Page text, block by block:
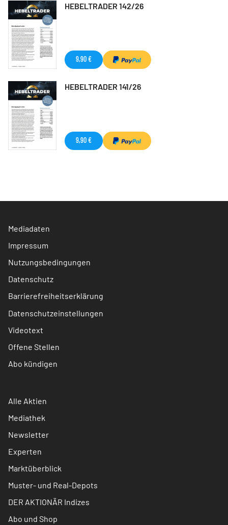
HEBELTRADER 142/26
9,90 €
HEBELTRADER 141/26
9,90 €
Mediadaten
Impressum
Nutzungsbedingungen
Datenschutz
Barrierefreiheitserklärung
Datenschutzeinstellungen
Videotext
Offene Stellen
Abo kündigen
Alle Aktien
Mediathek
Newsletter
Experten
Marktüberblick
Muster- und Real-Depots
DER AKTIONÄR Indizes
Abo und Shop